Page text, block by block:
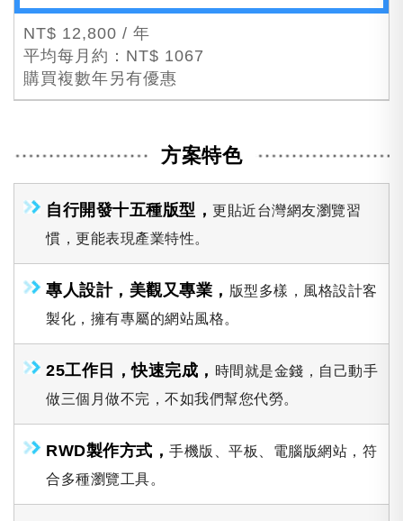
NT$ 12,800 / 年
平均每月約：NT$ 1067
購買複數年另有優惠
方案特色
自行開發十五種版型， 更貼近台灣網友瀏覽習
慣，更能表現產業特性。
專人設計，美觀又專業， 版型多樣，風格設計客
製化，擁有專屬的網站風格。
25工作日，快速完成， 時間就是金錢，自己動手
做三個月做不完，不如我們幫您代勞。
RWD製作方式， 手機版、平板、電腦版網站，符
合多種瀏覽工具。